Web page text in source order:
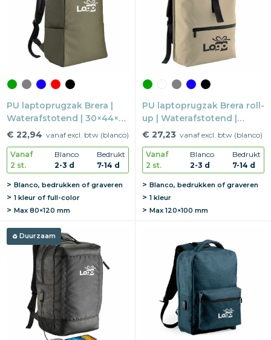
Gadgets
Textiel
Thema
Merken
PU laptoprugzak Brera |
Waterafstotend | 30×44×14
cm | Anti-diefstalvak
€ 22,94 vanaf excl. btw (blanco)
Vanaf
2 st.
Blanco
2-3 d
Bedrukt
7-14 d
Blanco, bedrukken of graveren
1 kleur of full-color
Max 80×120 mm
PU laptoprugzak Brera roll-
up | Waterafstotend |
32×11.5×59 cm | Anti-
€ 27,23 vanaf excl. btw (blanco)
Vanaf
2 st.
Blanco
2-3 d
Bedrukt
7-14 d
Blanco, bedrukken of graveren
1 kleur
Max 120×100 mm
Duurzaam